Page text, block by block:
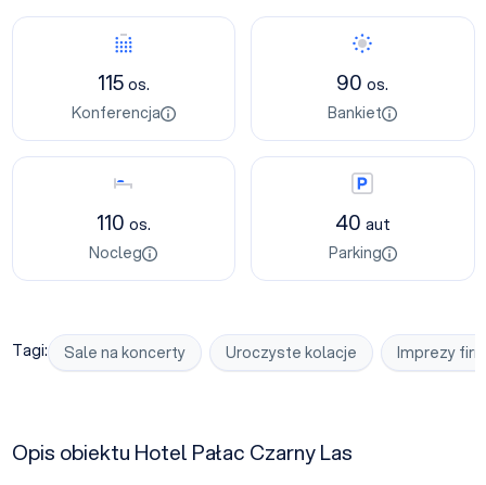
Konferencja
115os.
Konferencja
Bankiet
90os.
Bankiet
Nocleg
110 os.
Nocleg
Parking
40 aut
Parking
Tagi: Sale na koncerty Uroczyste kolacje Imprezy
Opis obiektu Hotel Pałac Czarny Las